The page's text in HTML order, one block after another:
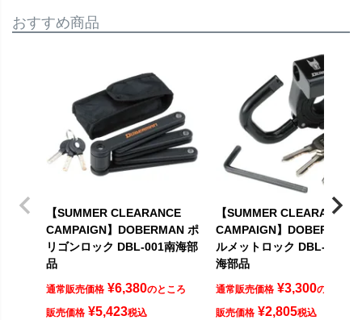
おすすめ商品
【SUMMER CLEARANCE
CAMPAIGN】DOBERMAN ポ
リゴンロック DBL-001南海部
品
通常販売価格 ¥6,380のところ
販売価格 ¥5,423税込
【SUMMER CLEARANCE
CAMPAIGN】DOBERMAN
ルメットロック DBL-002 南
海部品
通常販売価格 ¥3,300のところ
販売価格 ¥2,805税込